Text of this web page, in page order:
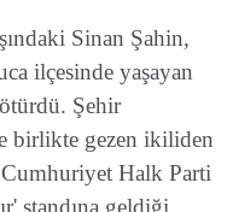
Sinan Şahin,
ilçesinde yaşayan
Şehir
birlikte gezen ikiliden
Halk Parti
standına geldiği